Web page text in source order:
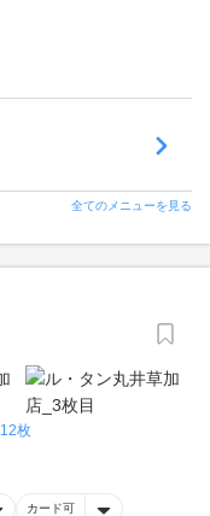
全てのメニューを見る
12枚
カード可